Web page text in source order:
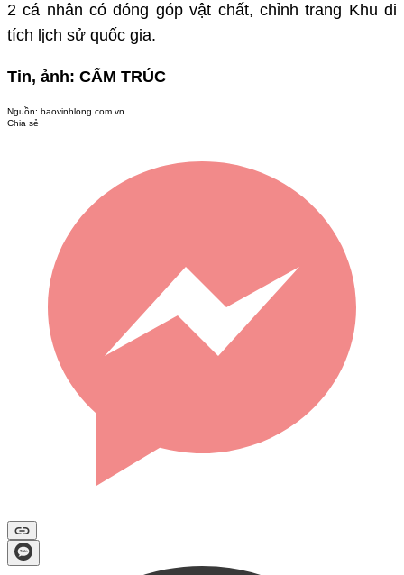
2 cá nhân có đóng góp vật chất, chỉnh trang Khu di
tích lịch sử quốc gia.
Tin, ảnh: CẨM TRÚC
Nguồn: baovinhlong.com.vn
Chia sẻ